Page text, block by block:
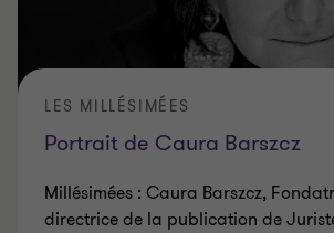
Portrait de Caura Barszcz
LES MILLÉSIMÉES
Millésimées : Caura Barszcz,
directrice de la publication de